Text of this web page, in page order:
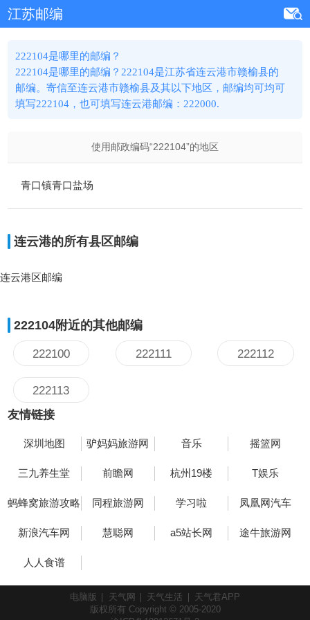
江苏邮编
222104是哪里的邮编？
222104是哪里的邮编？222104是江苏省连云港市赣榆县的
邮编。寄信至连云港市赣榆县及其以下地区，邮编均可均可
填写222104，也可填写连云港邮编：222000.
使用邮政编码“222104”的地区
青口镇青口盐场
连云港的所有县区邮编
连云港区邮编
222104附近的其他邮编
222100 222111 222112
222113
友情链接
深圳地图 驴妈妈旅游网 音乐 摇篮网
三九养生堂 前瞻网 杭州19楼 T娱乐
蚂蜂窝旅游攻略 同程旅游网 学习啦 凤凰网汽车
新浪汽车网 慧聪网 a5站长网 途牛旅游网
人人食谱
电脑版 天气网 天气生活
天气君APP
版权所有 Copyright © 2005-2020